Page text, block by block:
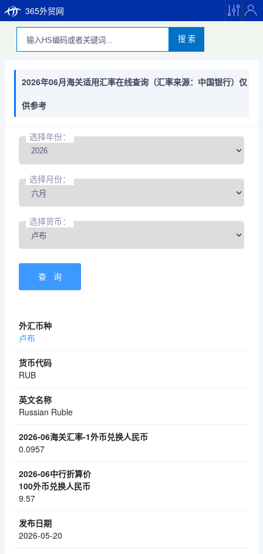
365外贸网
搜 索
2026年06月海关适用汇率在线查询（汇率来源：中国银行）仅
供参考
选择年份：
选择月份：
选择货币：
卢布
RUB
Russian Ruble
0.0957
9.57
2026-05-20